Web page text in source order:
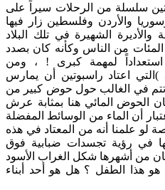
بدأ راسبوتين سلسلة من الرحلات سيراً على
والأردن وفلسطين زار فيها
الشهيرة في تلك البلاد
من الناس وكأنه كان بصدد
لمهمة كبرى ! ، ومن
اعتاد راسبوتين أن يمارس
في الغالب حول حوض كبير من
الحوض المائي هنا بمثابة عرش
أن الماء من الوسائط المفضلة
لو علمنا أنه من المعتاد في هذه
في رؤية تجسدات ضبابية فوق
من أشهرها شكل الغراب الأسود
هذا الطفل ؟ هل هو أحد أبناء